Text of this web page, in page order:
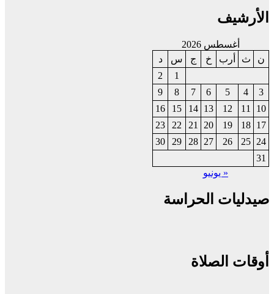
الأرشيف
أغسطس 2026
ن
ث أرب خ ج س
د
1
2
3
4
5
6
7
8
9
10
11
12
13
14
15
16
17
18
19
20
21
22
23
24
25
26
27
28
29
30
31
« يونيو
صيدليات الحراسة
أوقات الصلاة